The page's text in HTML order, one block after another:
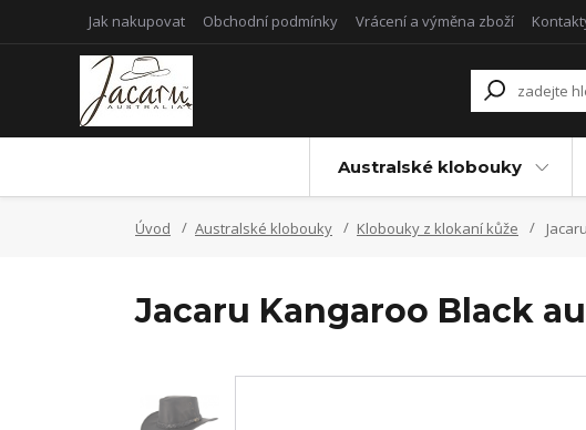
Jak nakupovat Obchodní podmínky Vrácení a výměna zboží
Australské klobouky
Úvod Australské klobouky Klobouky z klokaní kůže
Jacaru Kangaroo Black